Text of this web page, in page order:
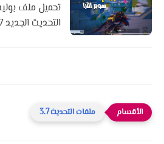
تحميل ملف
التحديث الجديد 3.7
ملفات التحديث 3.7